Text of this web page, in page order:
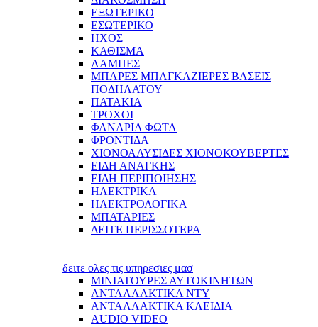
ΕΞΩΤΕΡΙΚΟ
ΕΣΩΤΕΡΙΚΟ
ΗΧΟΣ
ΚΑΘΙΣΜΑ
ΛΑΜΠΕΣ
ΜΠΑΡΕΣ ΜΠΑΓΚΑΖΙΕΡΕΣ ΒΑΣΕΙΣ
ΠΟΔΗΛΑΤΟΥ
ΠΑΤΑΚΙΑ
ΤΡΟΧΟΙ
ΦΑΝΑΡΙΑ ΦΩΤΑ
ΦΡΟΝΤΙΔΑ
ΧΙΟΝΟΑΛΥΣΙΔΕΣ ΧΙΟΝΟΚΟΥΒΕΡΤΕΣ
ΕΙΔΗ ΑΝΑΓΚΗΣ
ΕΙΔΗ ΠΕΡΙΠΟΙΗΣΗΣ
ΗΛΕΚΤΡΙΚΑ
ΗΛΕΚΤΡΟΛΟΓΙΚΑ
ΜΠΑΤΑΡΙΕΣ
ΔΕΙΤΕ ΠΕΡΙΣΣΟΤΕΡΑ
δειτε ολες τις υπηρεσιες μασ
ΜΙΝΙΑΤΟΥΡΕΣ ΑΥΤΟΚΙΝΗΤΩΝ
ΑΝΤΑΛΛΑΚΤΙΚΑ NTY
ΑΝΤΑΛΛΑΚΤΙΚΑ ΚΛΕΙΔΙΑ
AUDIO VIDEO